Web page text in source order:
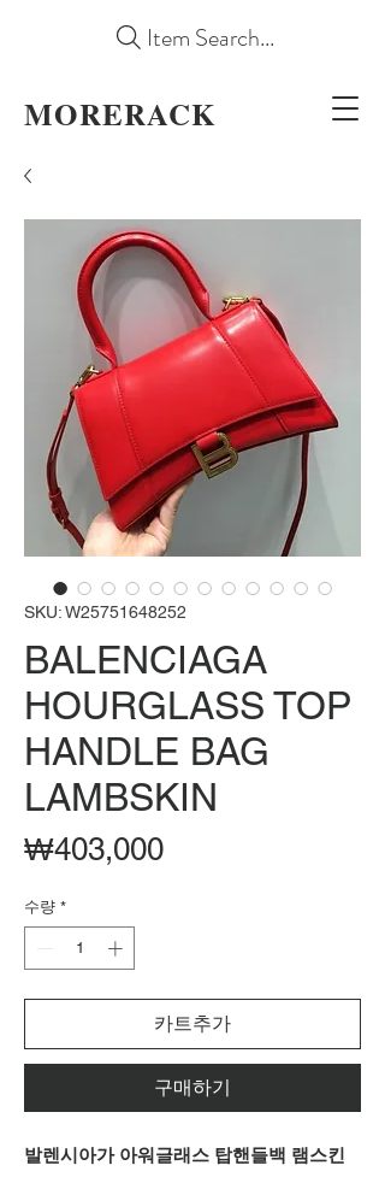
MORERACK
Item Search...
SKU: W25751648252
BALENCIAGA
HOURGLASS TOP
HANDLE BAG
LAMBSKIN
₩403,000가
수량 *
카트추가
구매하기
발렌시아가 아워글래스 탑핸들백 램스킨